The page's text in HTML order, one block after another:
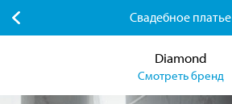
Свадебное платье
Diamond
Смотреть бренд